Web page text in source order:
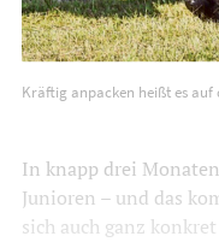
beginnt. Foto:
Kräftig anpacken heißt es
In knapp drei
Junioren – und das
sich auch ganz